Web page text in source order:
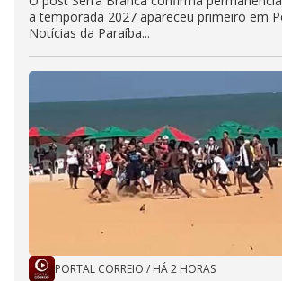
a temporada 2027 apareceu primeiro em
Notícias da Paraíba...
PORTAL CORREIO / HÁ 2 HORAS